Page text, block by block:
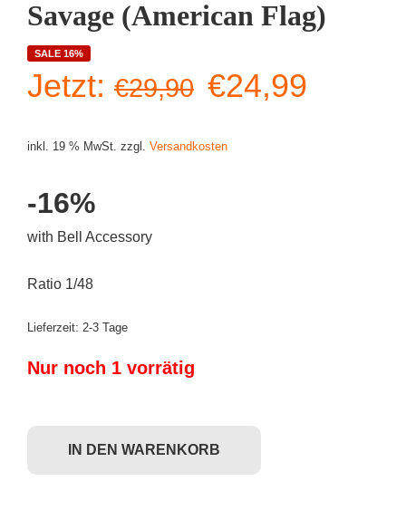
Savage (American Flag)
SALE 16%
Jetzt: €29,90
Preis
€24,99
inkl. 19 % MwSt. zzgl. Versandkosten
-16%
with Bell Accessory
Ratio 1/48
Lieferzeit: 2-3 Tage
Nur noch 1 vorrätig
IN DEN WARENKORB